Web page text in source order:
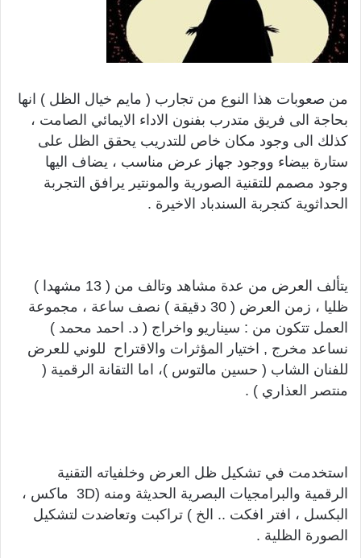
من صعوبات هذا النوع من تجارب ( مايم خيال الظل ) انها
بحاجة الى فريق متدرب بفنون الاداء الايمائي الصامت ،
كذلك الى وجود مكان خاص للتدريب يحقق الظل على
ستارة بيضاء ووجود جهاز عرض مناسب ، يضاف اليها
وجود مصمم للتقنية الصورية والمونتير يرافق التجربة
الحداثوية كتجربة السندباد الاخيرة .
يتألف العرض من عدة مشاهد وتالف من ( 13 مشهدا )
ظليا ، زمن العرض ( 30 دقيقة ) نصف ساعة ، مجموعة
العمل تتكون من : سيناريو واخراج ( د. احمد محمد )
نساعد مخرج , اختيار المؤثرات والاقتراح للوني للعرض
للفنان الشاب ( حسين مالتوس )، اما التقانة الرقمية (
منتصر العذاري ) .
استخدمت في تشكيل ظل العرض وخلفياته التقنية
الرقمية والبرامجيات البصرية الحديثة ومنه (3D ماكس ،
البكسل ، افتر افكت .. الخ ) تراكبت وتعاضدت لتشكيل
الصورة الظلية .